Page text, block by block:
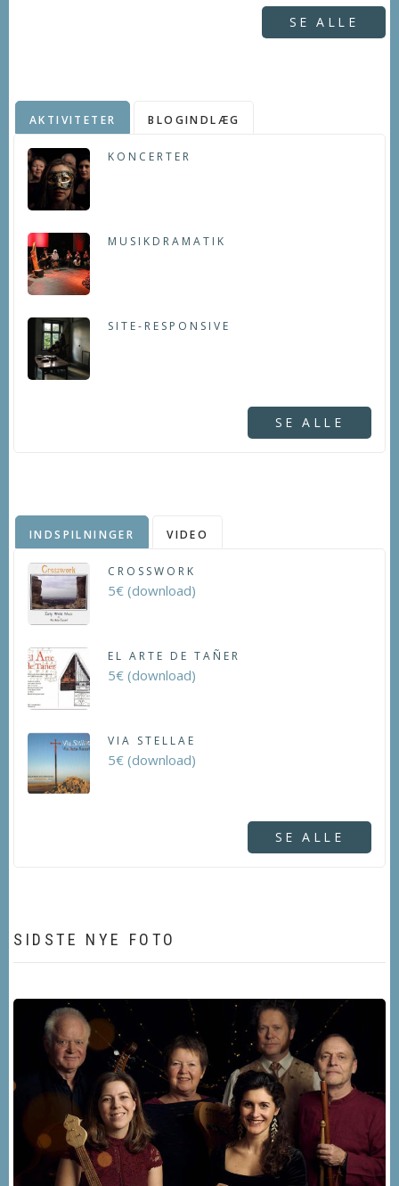
SE ALLE
AKTIVITETER BLOGINDLÆG
KONCERTER
MUSIKDRAMATIK
SITE-RESPONSIVE
SE ALLE
INDSPILNINGER VIDEO
CROSSWORK
5€ (download)
EL ARTE DE TAÑER
5€ (download)
VIA STELLAE
5€ (download)
SE ALLE
SIDSTE NYE FOTO